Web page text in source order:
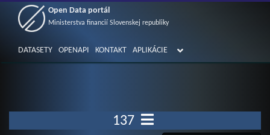
Open Data portál
Ministerstva financií Slovenskej republiky
DATASETY OPENAPI KONTAKT APLIKÁCIE
137